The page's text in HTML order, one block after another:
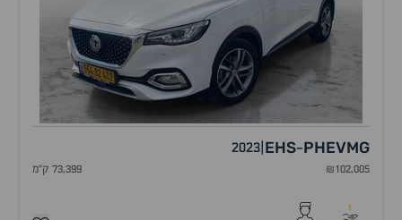
MG
EHS-PHEV
2023
₪102,005 73,399 ק"מ
1